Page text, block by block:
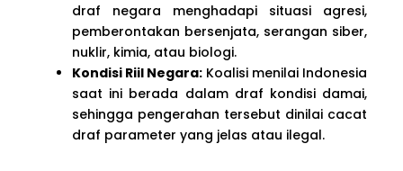
draf negara menghadapi situasi agresi,
pemberontakan bersenjata, serangan siber,
nuklir, kimia, atau biologi.
Kondisi Riil Negara: Koalisi menilai Indonesia
saat ini berada dalam draf kondisi damai,
sehingga pengerahan tersebut dinilai cacat
draf parameter yang jelas atau ilegal.